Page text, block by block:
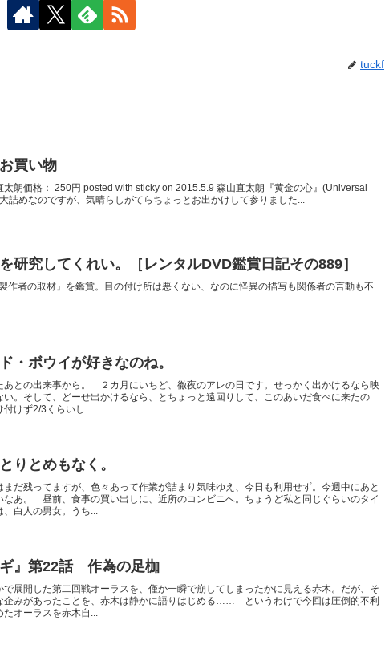
tuckf
買い物
太朗価格： 250円 posted with sticky on 2015.5.9 森山直太朗『黄金の心』(Universal
めなのですが、気晴らしがてらちょっとお出かけして参りました...
研究してくれい。［レンタルDVD鑑賞日記その889］
作者の取材』を鑑賞。目の付け所は悪くない、なのに怪異の描写も関係者の言動も不
・ボウイが好きなのね。
あとの出来事から。 ２カ月にいちど、徹夜のアレの日です。せっかく出かけるなら映
い。そして、どーせ出かけるなら、とちょっと遠回りして、このあいだ食べに来たの
付けず2/3くらいし...
りとめもなく。
まだ残ってますが、色々あって作業が詰まり気味ゆえ、今日も利用せず。今週中にあと
なあ。 昼前、食事の買い出しに、近所のコンビニへ。ちょうど私と同じぐらいのタイ
、白人の男女。うち...
ギ』第22話 作為の足枷
で展開した第二回戦オーラスを、僅か一瞬で崩してしまったかに見える赤木。だが、そ
企みがあったことを、赤木は静かに語りはじめる…… というわけで今回は圧倒的不利
たオーラスを赤木自...